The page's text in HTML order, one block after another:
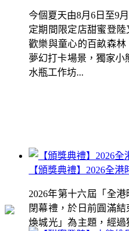
今個夏天由8月6日至9
定期間限定店甜蜜登
歡樂與童心的百畝森
夢幻打卡場景，獨家
水瓶工作坊...
【頒獎典禮】2026全
2026年第十六屆「全
閉幕禮，於日前圓滿
煥城光」為主題，經